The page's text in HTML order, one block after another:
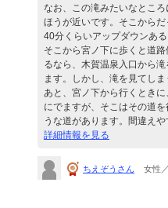
なお、この滝みたいなとこ
ほうが近いです。そこから
40分くらいアップダウンある
そこから宮ノ下に歩くと道
るなら、木賀温泉入口から
ます。しかし、滝を見てし
あと、宮ノ下から行くとき
にでますが、そこはその道
うな道があります。間違えや
詳細情報を見る
ちえぞうさん 女性